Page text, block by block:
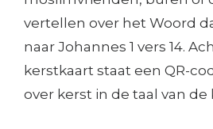
vertellen over het Woord
naar Johannes 1 vers 14.
kerstkaart staat een QR-
over kerst in de taal van de